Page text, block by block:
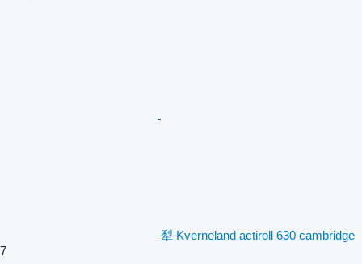
犁 Kverneland actiroll 630 cambridge
7